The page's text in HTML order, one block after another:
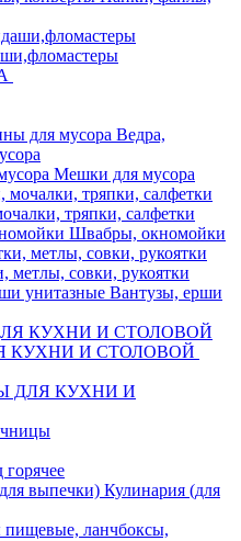
Ведра,
Мешки для мусора
тряпки, салфетки
Швабры, окномойки
метлы, совки, рукоятки
Вантузы, ерши
КУХНИ И СТОЛОВОЙ
ДЛЯ КУХНИ И
Кулинария (для